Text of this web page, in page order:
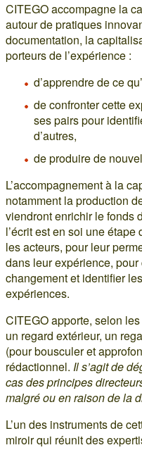
CITEGO accompagne la
autour de pratiques
documentation, la
porteurs de l’expérience :
d’apprendre de ce
de confronter cette
ses pairs pour
d’autres,
de produire de
L’accompagnement à la
notamment la production
viendront enrichir le fonds
l’écrit est en soi une
les acteurs, pour leur
dans leur expérience,
changement et identifier
expériences.
CITEGO apporte, selon
un regard extérieur, un
(pour bousculer et
rédactionnel. Il s’agit de
cas des principes
malgré ou en raison de la
L’un des instruments de
miroir qui réunit des